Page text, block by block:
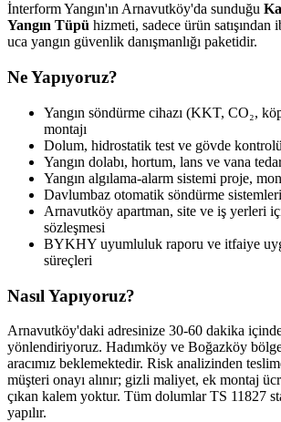
İnterform Yangın'ın Arnavutköy'da sunduğu
Yangın Tüpü hizmeti, sadece ürün
uca yangın güvenlik danışmanlığı paketidir.
Ne Yapıyoruz?
Yangın söndürme cihazı (KKT, CO₂,
montajı
Dolum, hidrostatik test ve gövde
Yangın dolabı, hortum, lans ve vana
Yangın algılama-alarm sistemi proje,
Davlumbaz otomatik söndürme
Arnavutköy apartman, site ve iş yerleri
sözleşmesi
BYKHY uyumluluk raporu ve itfaiye
süreçleri
Nasıl Yapıyoruz?
Arnavutköy'daki adresinize 30-60 dakika
yönlendiriyoruz. Hadımköy ve Boğazköy
aracımız beklemektedir. Risk analizinden
müşteri onayı alınır; gizli maliyet, ek montaj
çıkan kalem yoktur. Tüm dolumlar TS 11827
yapılır.